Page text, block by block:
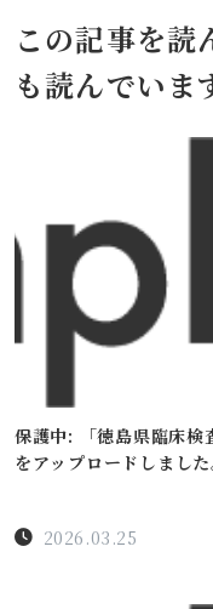
この記事を読
も読んでいま
保護中: 「徳島県臨床検
をアップロードしました
2026.03.25